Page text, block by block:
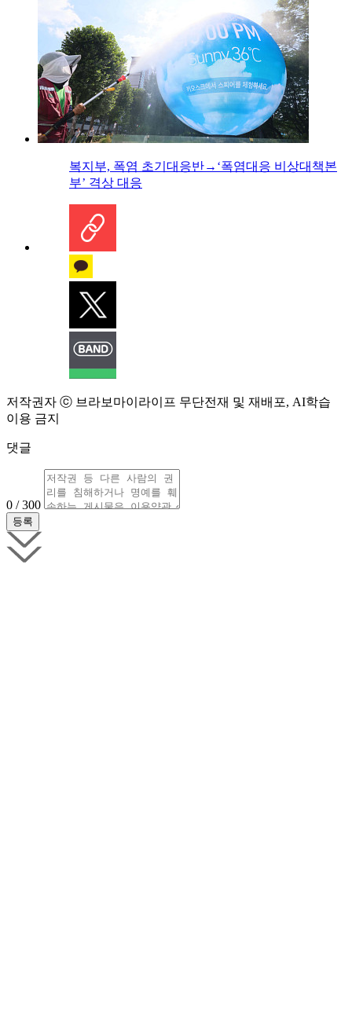
복지부, 폭염 초기대응반→‘폭염대응 비상대책본
부’ 격상 대응
저작권자 ⓒ 브라보마이라이프 무단전재 및 재배포, AI학습
이용 금지
댓글
0 / 300